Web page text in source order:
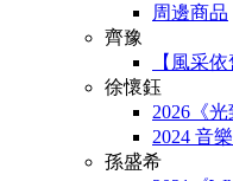
周邊商品
齊豫
【風采
徐懷鈺
2026《
2024 音
孫盛希